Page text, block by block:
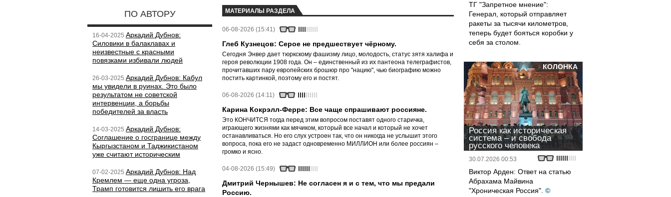
ПО АВТОРУ
16-04-2025 Аркадий Дубнов:
Силовики в балаклавах и
неизвестные с красными
повязками избивали людей
26-03-2025 Аркадий Дубнов: Кабул
мы увидели в руинах. Это было
результатом не советской
интервенции, а борьбы
победителей за власть
14-03-2025 Аркадий Дубнов:
Соглашение о госгранице между
Кыргызстаном и Таджикистаном
уже считают историческим
07-02-2025 Аркадий Дубнов: Над
Кремлем — еще одна угроза,
Трамп готовится лишить его врага
МАТЕРИАЛЫ РАЗДЕЛА
06-08-2026 (15:41)
Глеб Кузнецов: Серое не предшествует чёрному.
Сегодня Энвер дает тюркскому фашизму лицо, молодость, статус зятя халифа и
героя революции 1908 года. Он – единственный из их пантеона телеграфистов,
прочитавших пару европейских брошюр про "нацию", чью биографию можно
постить картинкой, поэтому его и постят.
06-08-2026 (14:11)
Карина Кокрэлл-Ферре: Все чаще спрашивают россияне.
Это КОНЧИТСЯ тогда перед этим вопросом поставят одного старичка,
играющего жизнями как мячиком, который все начал и который не хочет
останавливаться. Но его слух устроен так, что он никогда не услышит этого
вопроса, пока его не задаст одновременно МИЛЛИОН или более россиян –
громко и ясно.
04-08-2026 (15:49)
Дмитрий Чернышев: Не согласен я и с тем, что мы предали
Россию.
ТГ "Запретное мнение":
Генерал, который отправляет
ракеты за тысячи километров,
теперь будет бояться коробки у
себя за столом.
КОЛОНКА
Россия как историческая
система – и свобода
русского человека
30.07.2026 00:53
Виктор Арден: Ответ на статью
Абрахама Майвина
"Хроническая Россия". ©